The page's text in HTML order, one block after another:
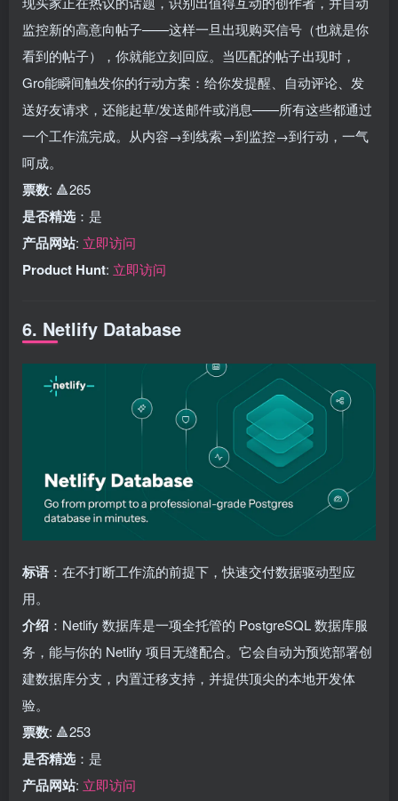
监控新的高意向帖子——这样一旦出现购买信号（也就是你
看到的帖子），你就能立刻回应。当匹配的帖子出现时，
Gro能瞬间触发你的行动方案：给你发提醒、自动评论、发
送好友请求，还能起草/发送邮件或消息——所有这些都通过
一个工作流完成。从内容→到线索→到监控→到行动，一气
呵成。
票数: 🔺265
是否精选 ：是
产品网站: 立即访问
Product Hunt: 立即访问
6. Netlify Database
标语 ：在不打断工作流的前提下，快速交付数据驱动型应
用。
介绍 ：Netlify 数据库是一项全托管的 PostgreSQL 数据库服
务，能与你的 Netlify 项目无缝配合。它会自动为预览部署创
建数据库分支，内置迁移支持，并提供顶尖的本地开发体
验。
票数: 🔺253
是否精选 ：是
产品网站: 立即访问